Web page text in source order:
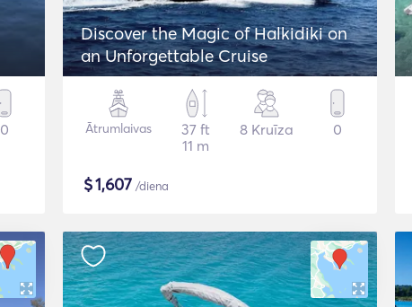
0
Discover the Magic of Halkidiki on
an Unforgettable Cruise
Ātrumlaivas
37 ft
11 m
8 Kruīza 0
$1,607 /diena